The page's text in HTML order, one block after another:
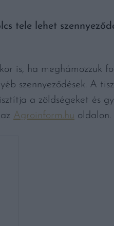
tele lehet
is, ha meghámozzuk
szennyeződések. A
a zöldségeket és
Agroinform.hu oldalon.